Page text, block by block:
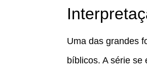
Uma das grandes
bíblicos. A série se